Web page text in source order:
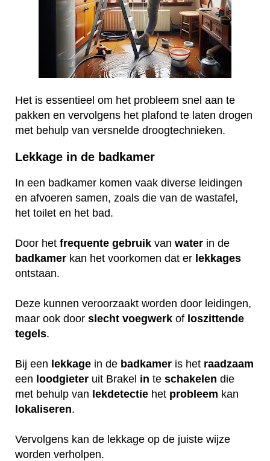
Het is essentieel om het probleem snel aan te
pakken en vervolgens het plafond te laten drogen
met behulp van versnelde droogtechnieken.
Lekkage in de badkamer
In een badkamer komen vaak diverse leidingen
en afvoeren samen, zoals die van de wastafel,
het toilet en het bad.
Door het frequente gebruik van water in de
badkamer kan het voorkomen dat er lekkages
ontstaan.
Deze kunnen veroorzaakt worden door leidingen,
maar ook door slecht voegwerk of loszittende
tegels.
Bij een lekkage in de badkamer is het raadzaam
een loodgieter uit Brakel in te schakelen die
met behulp van lekdetectie het probleem kan
lokaliseren.
Vervolgens kan de lekkage op de juiste wijze
worden verholpen.